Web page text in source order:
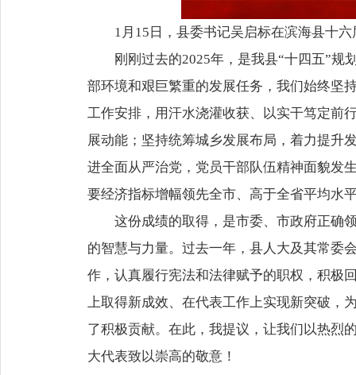
1月15日，县委书记吴启标在滨海县十
刚刚过去的2025年，是我县“十四五”
部环境和艰巨繁重的发展任务，我们始终坚
工作安排，用汗水浇灌收获、以实干笃定前
展动能；坚持统筹城乡发展布局，着力提升
进全面从严治党，党员干部队伍精神面貌发
要经济指标增幅领先全市、高于全省平均水
这份成绩的取得，是市委、市政府正确
的智慧与力量。过去一年，县人大及其常委
作，认真履行宪法和法律赋予的职权，积极
上取得新成效、在代表工作上实现新突破，
了积极贡献。在此，我提议，让我们以热烈
大代表致以崇高的敬意！